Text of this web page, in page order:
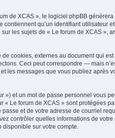
de XCAS », le logiciel phpBB
qu’un identifiant utilisateur
les sujets de « Le forum de XCAS »,
cookies, externes au document qui
Ceci peut correspondre — mais
les messages que vous publiez après
et un mot de passe personnel vous
Le forum de XCAS » sont protégées
et de votre adresse de courriel
contrôler quelles informations de
sur votre compte.